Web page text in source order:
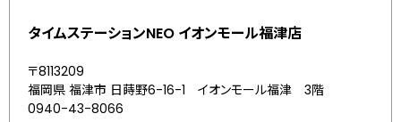
タイムステーションNEO イオンモール福津店
〒8113209
福岡県 福津市 日蒔野6-16-1 イオンモール福津 3階
0940-43-8066